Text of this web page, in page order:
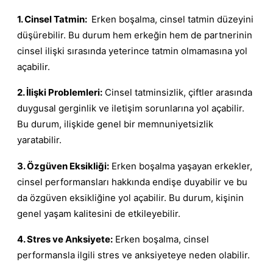
1. Cinsel Tatmin: Erken boşalma, cinsel tatmin düzeyini
düşürebilir. Bu durum hem erkeğin hem de partnerinin
cinsel ilişki sırasında yeterince tatmin olmamasına yol
açabilir.
2. İlişki Problemleri: Cinsel tatminsizlik, çiftler arasında
duygusal gerginlik ve iletişim sorunlarına yol açabilir.
Bu durum, ilişkide genel bir memnuniyetsizlik
yaratabilir.
3. Özgüven Eksikliği: Erken boşalma yaşayan erkekler,
cinsel performansları hakkında endişe duyabilir ve bu
da özgüven eksikliğine yol açabilir. Bu durum, kişinin
genel yaşam kalitesini de etkileyebilir.
4. Stres ve Anksiyete: Erken boşalma, cinsel
performansla ilgili stres ve anksiyeteye neden olabilir.